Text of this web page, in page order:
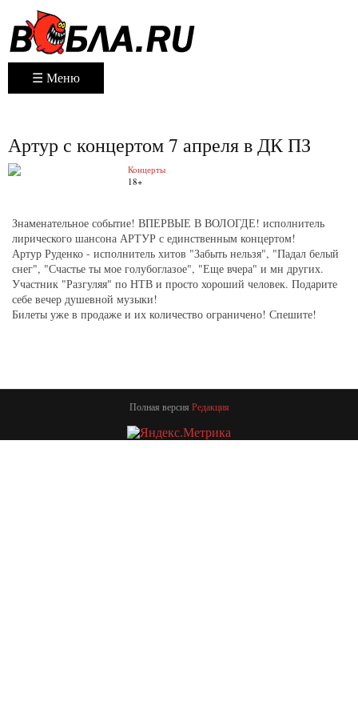
☰ Меню
Артур с концертом 7 апреля в ДК ПЗ
Концерты
18+
Знаменательное событие! ВПЕРВЫЕ В ВОЛОГДЕ! исполнитель
лирического шансона АРТУР с единственным концертом!
Артур Руденко - исполнитель хитов "Забыть нельзя", "Падал белый
снег", "Счастье ты мое голубоглазое", "Еще вчера" и мн других.
Участник "Разгуляя" по НТВ и просто хороший человек. Подарите
себе вечер душевной музыки!
Билеты уже в продаже и их количество ограничено! Спешите!
Полная версия Редакция